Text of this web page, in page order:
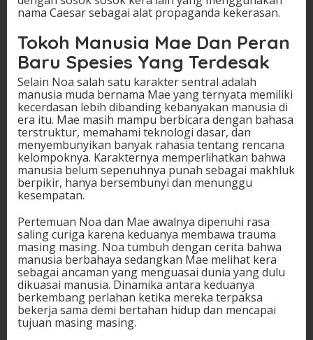
nama Caesar sebagai alat propaganda kekerasan.
Tokoh Manusia Mae Dan Peran
Baru Spesies Yang Terdesak
Selain Noa salah satu karakter sentral adalah
manusia muda bernama Mae yang ternyata memiliki
kecerdasan lebih dibanding kebanyakan manusia di
era itu. Mae masih mampu berbicara dengan bahasa
terstruktur, memahami teknologi dasar, dan
menyembunyikan banyak rahasia tentang rencana
kelompoknya. Karakternya memperlihatkan bahwa
manusia belum sepenuhnya punah sebagai makhluk
berpikir, hanya bersembunyi dan menunggu
kesempatan.
Pertemuan Noa dan Mae awalnya dipenuhi rasa
saling curiga karena keduanya membawa trauma
masing masing. Noa tumbuh dengan cerita bahwa
manusia berbahaya sedangkan Mae melihat kera
sebagai ancaman yang menguasai dunia yang dulu
dikuasai manusia. Dinamika antara keduanya
berkembang perlahan ketika mereka terpaksa
bekerja sama demi bertahan hidup dan mencapai
tujuan masing masing.